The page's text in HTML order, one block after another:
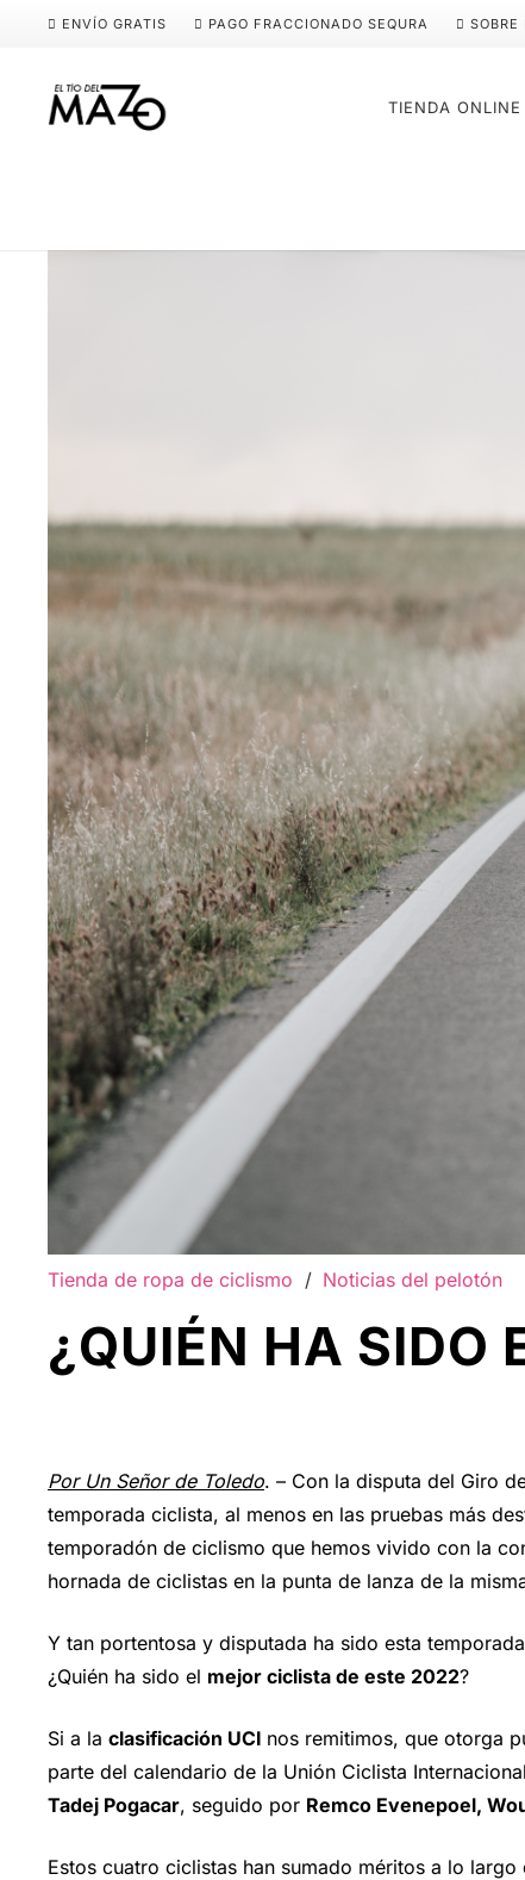
ENVÍO GRATIS PAGO FRACCIONADO SEQURA SOBRE
TIENDA ONLINE
Tienda de ropa de ciclismo / Noticias del pelotón
¿QUIÉN HA SIDO
Por Un Señor de Toledo. – Con la disputa del Giro
temporada ciclista, al menos en las pruebas más
temporadón de ciclismo que hemos vivido con la
hornada de ciclistas en la punta de lanza de la
Y tan portentosa y disputada ha sido esta
¿Quién ha sido el mejor ciclista de este 2022?
Si a la clasificación UCI nos remitimos, que otorga
parte del calendario de la Unión Ciclista
Tadej Pogacar, seguido por Remco Evenepoel,
Estos cuatro ciclistas han sumado méritos a lo